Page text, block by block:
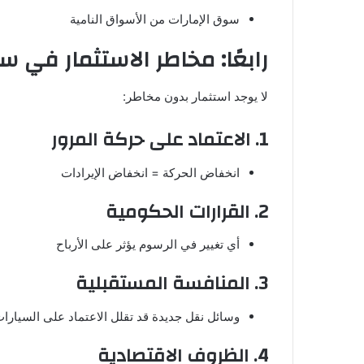
سوق الإمارات من الأسواق النامية
رابعًا: مخاطر الاستثمار في
لا يوجد استثمار بدون مخاطر:
1. الاعتماد على حركة المرور
انخفاض الحركة = انخفاض الإيرادات
2. القرارات الحكومية
أي تغيير في الرسوم يؤثر على الأرباح
3. المنافسة المستقبلية
وسائل نقل جديدة قد تقلل الاعتماد على
4. الظروف الاقتصادية